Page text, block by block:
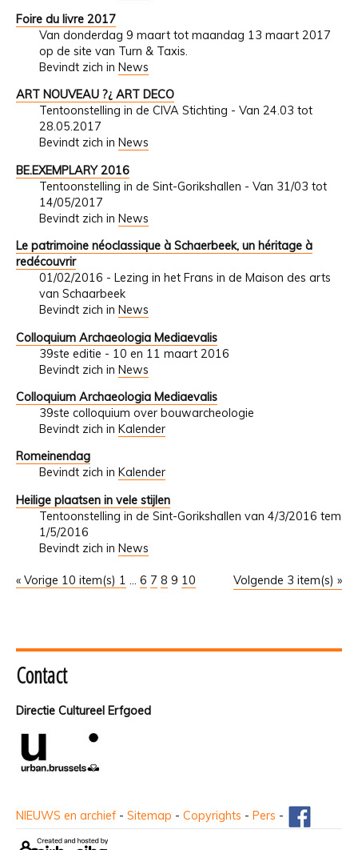
Foire du livre 2017
Van donderdag 9 maart tot maandag 13 maart 2017
op de site van Turn & Taxis.
Bevindt zich in News
ART NOUVEAU ?¿ ART DECO
Tentoonstelling in de CIVA Stichting - Van 24.03 tot
28.05.2017
Bevindt zich in News
BE.EXEMPLARY 2016
Tentoonstelling in de Sint-Gorikshallen - Van 31/03 tot
14/05/2017
Bevindt zich in News
Le patrimoine néoclassique à Schaerbeek, un héritage à
redécouvrir
01/02/2016 - Lezing in het Frans in de Maison des arts
van Schaarbeek
Bevindt zich in News
Colloquium Archaeologia Mediaevalis
39ste editie - 10 en 11 maart 2016
Bevindt zich in News
Colloquium Archaeologia Mediaevalis
39ste colloquium over bouwarcheologie
Bevindt zich in Kalender
Romeinendag
Bevindt zich in Kalender
Heilige plaatsen in vele stijlen
Tentoonstelling in de Sint-Gorikshallen van 4/3/2016 tem
1/5/2016
Bevindt zich in News
« Vorige 10 item(s) Volgende 3 item(s) »
1 ... 6 7 8 9 10
Contact
Directie Cultureel Erfgoed
NIEUWS en archief - Sitemap - Copyrights - Pers -